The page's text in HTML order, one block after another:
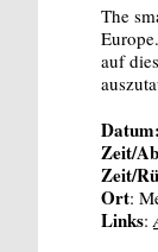
The
auf
Datum:
Zeit/
Zeit/
Ort:
Links: